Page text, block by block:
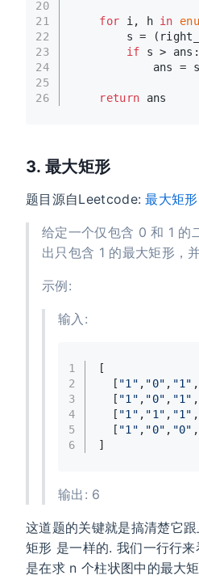
20
21
22
23
24
25
26
for i, h in
s =
if s > ans:
            ans = s
return ans
3. 最大矩形
题目源自Leetcode:最大矩形
给定一个仅包含 0 和 1 的
出只包含 1 的最大矩形，
示例:
输入:
1
2
3
4
5
6
[
  [
"1" , "0" , "1" ,
  [
"1" , "0" , "1" ,
  [
"1" , "1" , "1" ,
  [
"1" , "0" , "0" ,
]
输出: 6
这道题的关键就是搞清楚它
矩形 是一样的. 我们一行行
是在求 n 个柱状图中的最大